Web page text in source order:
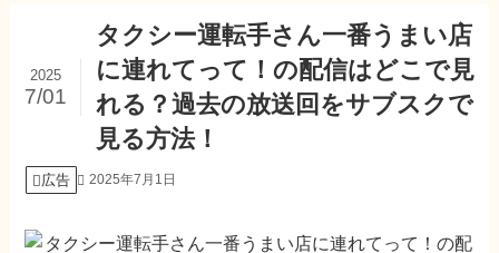
タクシー運転手さん一番うまい店
に連れてって！の配信はどこで見
れる？過去の放送回をサブスクで
見る方法！
2025
7/01
広告 2025年7月1日